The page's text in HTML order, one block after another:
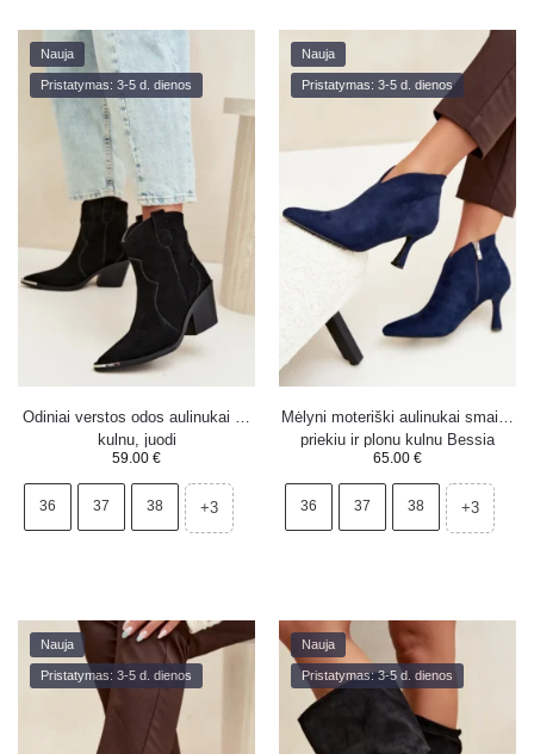
Nauja
Pristatymas: 3-5 d. dienos
Odiniai verstos odos aulinukai su
kulnu, juodi
59.00 €
36 37 38 +3
Nauja
Pristatymas: 3-5 d. dienos
Mėlyni moteriški aulinukai smailiu
priekiu ir plonu kulnu Bessia
65.00 €
36 37 38 +3
Nauja
Pristatymas: 3-5 d. dienos
Nauja
Pristatymas: 3-5 d. dienos